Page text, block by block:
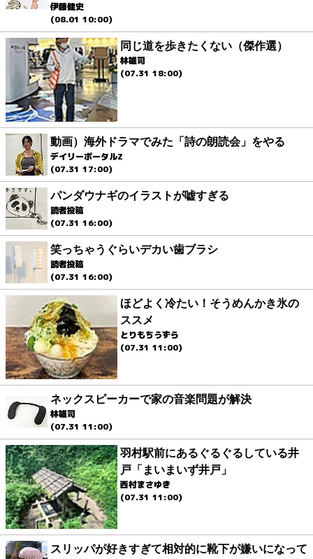
伊藤健史
(08.01 10:00)
同じ道を歩きたくない（傑作選）
林雄司
(07.31 18:00)
動画）海外ドラマでみた「詩の朗読会」をやる
デイリーポータルZ
(07.31 17:00)
パンダウナギのイラストが嘘すぎる
読者投稿
(07.31 16:00)
笑っちゃうぐらいデカい歯ブラシ
読者投稿
(07.31 16:00)
ほどよく冷たい！そうめんかき氷の
ススメ
とりもちうずら
(07.31 11:00)
ネックスピーカーで家の音楽問題が解決
林雄司
(07.31 11:00)
羽村駅前にあるぐるぐるしている井
戸「まいまいず井戸」
西村まさゆき
(07.31 11:00)
スリッパが好きすぎて相対的に靴下が嫌いになって